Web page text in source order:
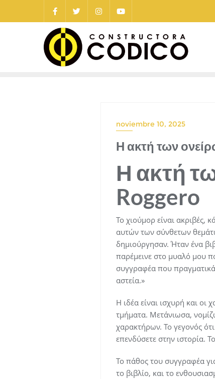
noviembre 10, 2025
Η ακτή των
Η ακτή
Roggero
Το χιούμορ είναι ακριβές,
αυτών των σύνθετων
δημιούργησαν. Ήταν ένα
παρέμεινε στο μυαλό μου
συγγραφέα που
αστεία.»
Η ιδέα είναι ισχυρή και οι
τμήματα. Μετάνιωσα,
χαρακτήρων. Το γεγονός
επενδύσετε στην ιστορία.
Το πάθος του συγγραφέα
το βιβλίο, και το